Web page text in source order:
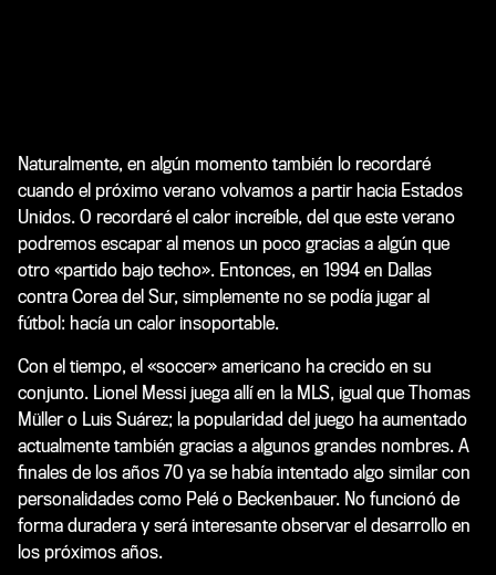
Naturalmente, en algún momento también lo recordaré
cuando el próximo verano volvamos a partir hacia Estados
Unidos. O recordaré el calor increíble, del que este verano
podremos escapar al menos un poco gracias a algún que
otro «partido bajo techo». Entonces, en 1994 en Dallas
contra Corea del Sur, simplemente no se podía jugar al
fútbol: hacía un calor insoportable.
Con el tiempo, el «soccer» americano ha crecido en su
conjunto. Lionel Messi juega allí en la MLS, igual que Thomas
Müller o Luis Suárez; la popularidad del juego ha aumentado
actualmente también gracias a algunos grandes nombres. A
finales de los años 70 ya se había intentado algo similar con
personalidades como Pelé o Beckenbauer. No funcionó de
forma duradera y será interesante observar el desarrollo en
los próximos años.